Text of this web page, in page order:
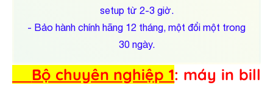
setup từ 2-3 giờ.
- Bảo hành chính hãng 12 tháng, một đổi một trong
30 ngày.
Bộ chuyên nghiệp 1: máy in bill